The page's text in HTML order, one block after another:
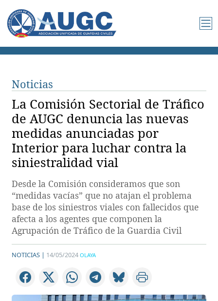
Noticias
La Comisión Sectorial de Tráfico
de AUGC denuncia las nuevas
medidas anunciadas por
Interior para luchar contra la
siniestralidad vial
Desde la Comisión consideramos que son
“medidas vacías” que no atajan el problema
base de los siniestros viales con fallecidos que
afecta a los agentes que componen la
Agrupación de Tráfico de la Guardia Civil
NOTICIAS | 14/05/2024 OLAYA